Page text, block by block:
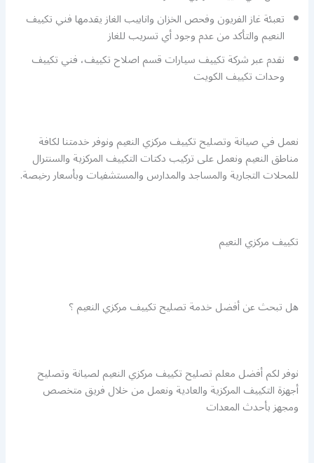
تعبئة غاز الفريون وفحص الخزان وانابيب الغاز يقدمها فني تكييف
النعيم والتأكد من عدم وجود أي تسريب للغاز
نقدم عبر شركة تكييف سيارات قسم اصلاح تكييف، فني تكييف
وحدات تكييف الكويت
نعمل في صيانة وتصليح تكييف مركزي النعيم ونوفر خدمتنا لكافة
مناطق النعيم ونعمل على تركيب دكتات التكييف المركزية والسنترال
للمحلات التجارية والمساجد والمدارس والمستشفيات وبأسعار رخيصة.
تكييف مركزي النعيم
هل تبحث عن أفضل خدمة تصليح تكييف مركزي النعيم ؟
نوفر لكم أفضل معلم تصليح تكييف مركزي النعيم لصيانة وتصليح
أجهزة التكييف المركزية والعادية ونعمل من خلال فريق متخصص
ومجهز بأحدث المعدات